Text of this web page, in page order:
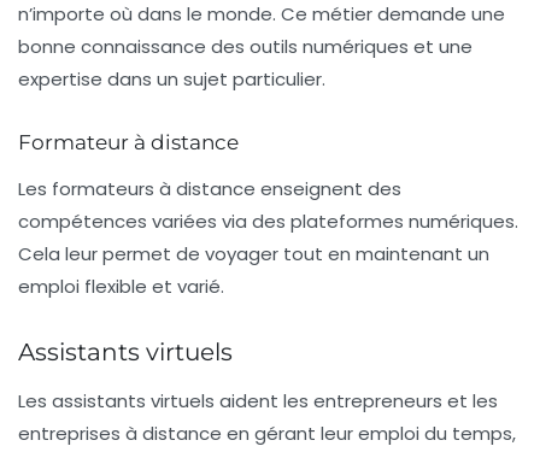
n’importe où dans le monde. Ce métier demande une
bonne connaissance des outils numériques et une
expertise dans un sujet particulier.
Formateur à distance
Les formateurs à distance enseignent des
compétences variées via des plateformes numériques.
Cela leur permet de voyager tout en maintenant un
emploi flexible et varié.
Assistants virtuels
Les assistants virtuels aident les entrepreneurs et les
entreprises à distance en gérant leur emploi du temps,